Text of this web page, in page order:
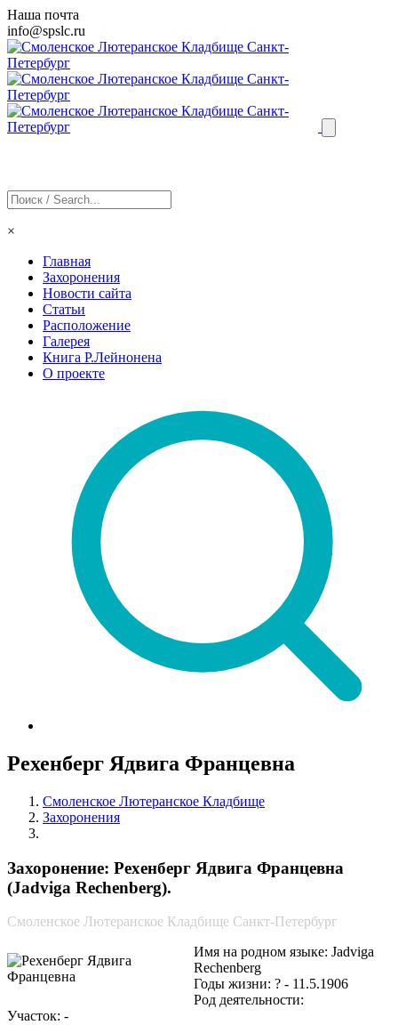
Наша почта
info@spslc.ru
×
Главная
Захоронения
Новости сайта
Статьи
Расположение
Галерея
Книга Р.Лейнонена
О проекте
Рехенберг Ядвига Францевна
Смоленское Лютеранское Кладбище
Захоронения
Захоронение: Рехенберг Ядвига Францевна
(Jadviga Rechenberg).
Смоленское Лютеранское Кладбище Санкт-Петербург
Имя на родном языке: Jadviga
Rechenberg
Годы жизни: ? - 11.5.1906
Род деятельности:
Участок: -